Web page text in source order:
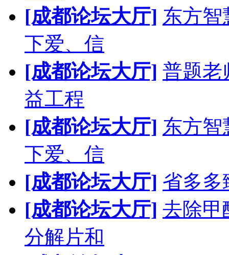
[成都论坛大厅] 东方智
下爱、信
[成都论坛大厅] 普题老
益工程
[成都论坛大厅] 东方智
下爱、信
[成都论坛大厅] 省多多
[成都论坛大厅] 去除甲
分解片和